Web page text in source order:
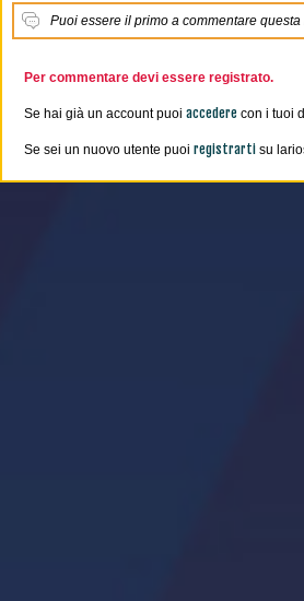
Puoi essere il primo a commentare questa
Per commentare devi essere registrato.
Se hai già un account puoi accedere con i tuoi
Se sei un nuovo utente puoi registrarti su